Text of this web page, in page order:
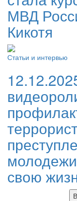
МВД
Кикотя
Статьи и интервью
свою